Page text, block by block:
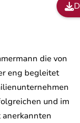
die von
eng begleitet
und im
